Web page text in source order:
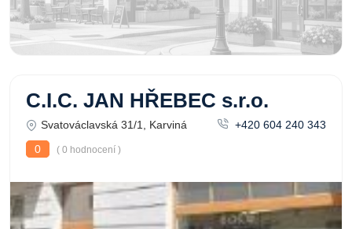
C.I.C. JAN HŘEBEC s.r.o.
Svatováclavská 31/1, Karviná
+420 604 240 343
0
( 0 hodnocení )